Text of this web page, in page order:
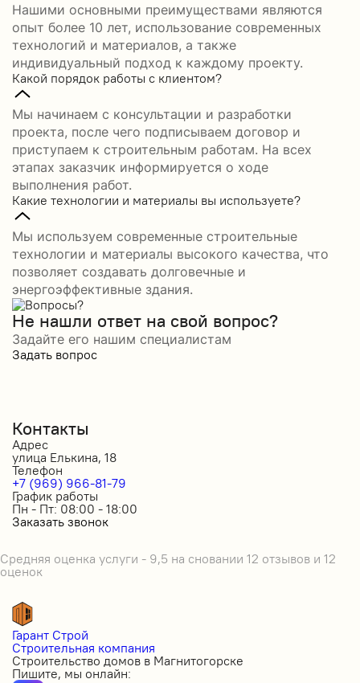
Нашими основными преимуществами являются
опыт более 10 лет, использование современных
технологий и материалов, а также
индивидуальный подход к каждому проекту.
Какой порядок работы с клиентом?
Мы начинаем с консультации и разработки
проекта, после чего подписываем договор и
приступаем к строительным работам. На всех
этапах заказчик информируется о ходе
выполнения работ.
Какие технологии и материалы вы используете?
Мы используем современные строительные
технологии и материалы высокого качества, что
позволяет создавать долговечные и
энергоэффективные здания.
Не нашли ответ на свой вопрос?
Задайте его нашим специалистам
Задать вопрос
Контакты
Адрес
улица Елькина, 18
Телефон
+7 (969) 966-81-79
График работы
Пн - Пт: 08:00 - 18:00
Заказать звонок
Средняя оценка услуги - 9,5 на сновании 12 отзывов и 12
оценок
Гарант Строй
Строительная компания
Строительство домов в Магнитогорске
Пишите, мы онлайн: